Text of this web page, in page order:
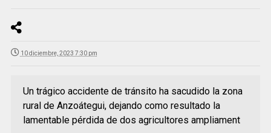
10 diciembre, 2023 7:30 pm
Un trágico accidente de tránsito ha sacudido la zona
rural de Anzoátegui, dejando como resultado la
lamentable pérdida de dos agricultores ampliament